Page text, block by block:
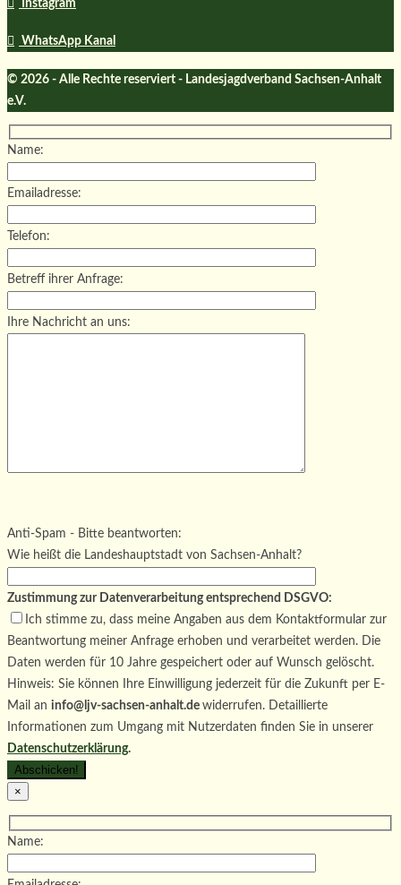
Instagram
WhatsApp Kanal
© 2026 - Alle Rechte reserviert - Landesjagdverband Sachsen-Anhalt
e.V.
Name:
Emailadresse:
Telefon:
Betreff ihrer Anfrage:
Ihre Nachricht an uns:
Bitte lasse dieses Feld leer.
Anti-Spam - Bitte beantworten:
Wie heißt die Landeshauptstadt von Sachsen-Anhalt?
Zustimmung zur Datenverarbeitung entsprechend DSGVO:
Ich stimme zu, dass meine Angaben aus dem Kontaktformular zur
Beantwortung meiner Anfrage erhoben und verarbeitet werden. Die
Daten werden für 10 Jahre gespeichert oder auf Wunsch gelöscht.
Hinweis: Sie können Ihre Einwilligung jederzeit für die Zukunft per E-
Mail an info@ljv-sachsen-anhalt.de widerrufen. Detaillierte
Informationen zum Umgang mit Nutzerdaten finden Sie in unserer
Datenschutzerklärung.
×
Name: